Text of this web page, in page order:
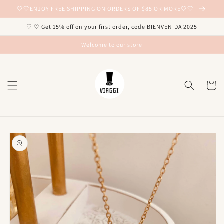
directamente
al contenido
🤍🤍ENJOY FREE SHIPPING ON ORDERS OF $85 OR MORE🤍🤍
♡ ♡ Get 15% off on your first order, code BIENVENIDA 2025
Welcome to our store
Carrito
directamente
a la
información
del producto